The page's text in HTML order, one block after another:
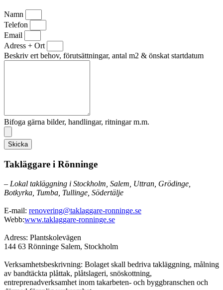
Namn
Telefon
Email
Adress + Ort
Beskriv ert behov, förutsättningar, antal m2 & önskat startdatum
Bifoga gärna bilder, handlingar, ritningar m.m.
Skicka
Takläggare i Rönninge
– Lokal takläggning i Stockholm, Salem, Uttran, Grödinge,
Botkyrka, Tumba, Tullinge, Södertälje
E-mail: renovering@taklaggare-ronninge.se
Webb:www.taklaggare-ronninge.se
Adress: Plantskolevägen
144 63 Rönninge Salem, Stockholm
Verksamhetsbeskrivning: Bolaget skall bedriva takläggning, målning
av bandtäckta plåttak, plåtslageri, snöskottning,
entreprenadverksamhet inom takarbeten- och byggbranschen och